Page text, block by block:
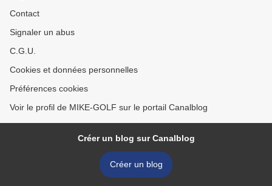
Contact
Signaler un abus
C.G.U.
Cookies et données personnelles
Préférences cookies
Voir le profil de MIKE-GOLF sur le portail Canalblog
Créer un blog sur Canalblog
Créer un blog